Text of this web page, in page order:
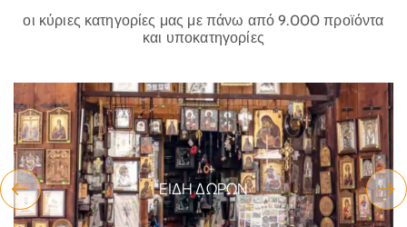
οι κύριες κατηγορίες μας με πάνω από 9.000 προϊόντα
και υποκατηγορίες
ΕΊΔΗ ΔΏΡΩΝ